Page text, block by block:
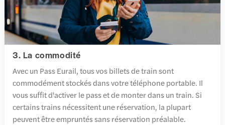
3. La commodité
Avec un Pass Eurail, tous vos billets de train sont
commodément stockés dans votre téléphone portable. Il
vous suffit d'activer le pass et de monter dans un train. Si
certains trains nécessitent une réservation, la plupart
peuvent être empruntés sans réservation préalable.